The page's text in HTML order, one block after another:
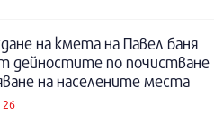
на кмета на Павел баня
дейностите по почистване
на населените места
26